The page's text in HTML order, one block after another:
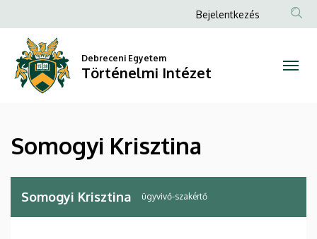
Krisztina
Történelmi
a
tartalomra
Anonim
menüje
Bejelentkezés
Debreceni Egyetem
Történelmi Intézet
Somogyi Krisztina
Somogyi Krisztina ügyvivő-szakértő